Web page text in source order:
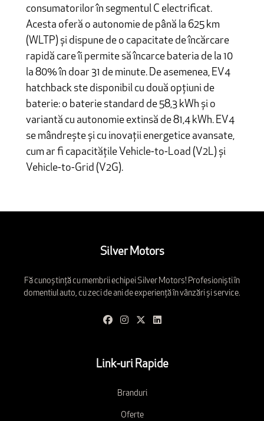
consumatorilor în segmentul C electrificat.
Acesta oferă o autonomie de până la 625 km
(WLTP) și dispune de o capacitate de încărcare
rapidă care îi permite să încarce bateria de la 10
la 80% în doar 31 de minute. De asemenea, EV4
hatchback ste disponibil cu două opțiuni de
baterie: o baterie standard de 58,3 kWh și o
variantă cu autonomie extinsă de 81,4 kWh. EV4
se mândrește și cu inovații energetice avansate,
cum ar fi capacitățile Vehicle-to-Load (V2L) și
Vehicle-to-Grid (V2G).
Silver Motors
Fă cunoștință cu membrii echipei Silver Motors! Profesioniști în
domentiul auto, cu zeci de ani de experiență în vânzări și service.
Link-uri Rapide
Branduri
Oferte